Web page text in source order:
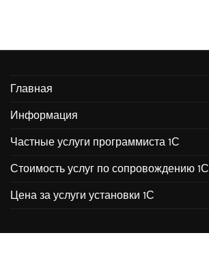
Главная
Информация
Частные услуги программиста 1С
Стоимость услуг по сопровождению 1С
Цена за услуги установки 1С